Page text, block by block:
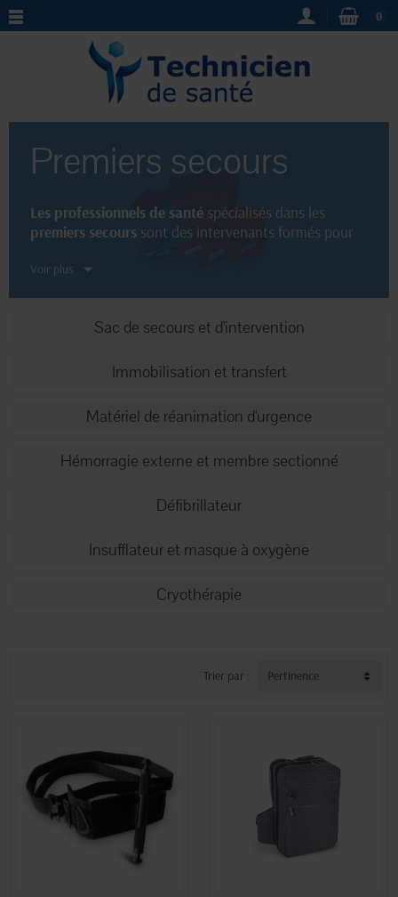
0
Premiers secours
Les professionnels de santé spécialisés dans les
premiers secours sont des intervenants formés pour
détresse médicale. Leur expertise leur permet de
blessures. Les premiers secoursdispensés par ces
victimes et leur sauver la vie avant l'arrivée des
Voir plus
Sac de secours et d'intervention
Immobilisation et transfert
Matériel de réanimation d'urgence
Hémorragie externe et membre sectionné
Défibrillateur
Insufflateur et masque à oxygène
Cryothérapie
Trier par : Pertinence